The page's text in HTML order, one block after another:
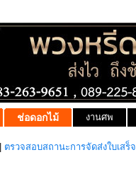
ช่อดอกไม้ งานศพ
ตรวจสอบสถานะการจัดส่งใบเสร็จ